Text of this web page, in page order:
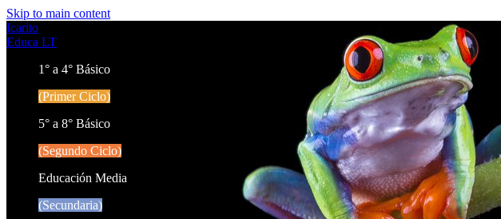
Skip to main content
Icarito
Educa LT
1° a 4° Básico
(Primer Ciclo)
5° a 8° Básico
(Segundo Ciclo)
Educación Media
(Secundaria)